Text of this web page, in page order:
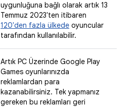
uygunluğuna bağlı olarak artık 13
Temmuz 2023'ten itibaren
120'den fazla ülkede oyuncular
tarafından kullanılabilir.
Artık PC Üzerinde Google Play
Games oyunlarınızda
reklamlardan para
kazanabilirsiniz. Tek yapmanız
gereken bu reklamları geri